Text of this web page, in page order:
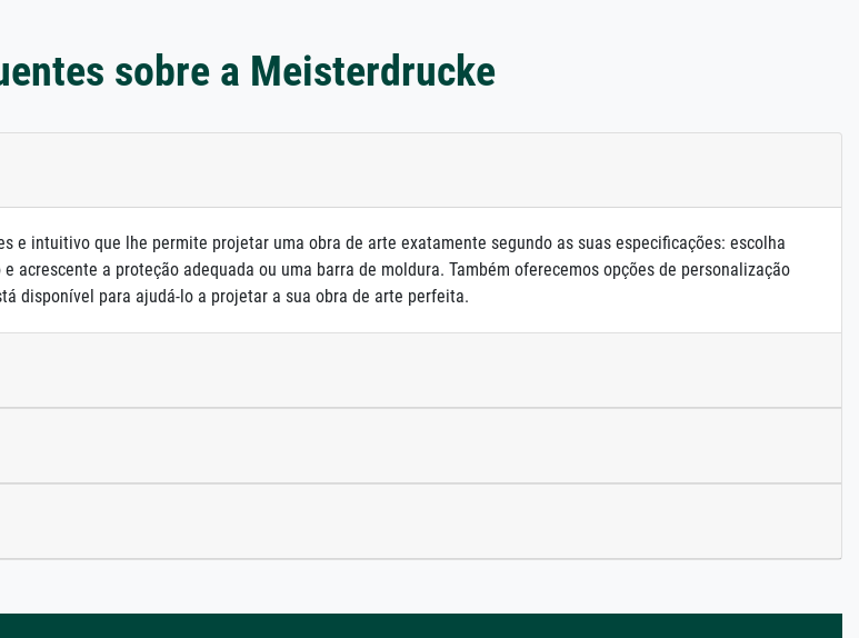
sobre a Meisterdrucke
e intuitivo que lhe permite projetar uma obra de arte exatamente segundo as suas especificações: escolha
a proteção adequada ou uma barra de moldura. Também oferecemos opções de personalização
disponível para ajudá-lo a projetar a sua obra de arte perfeita.